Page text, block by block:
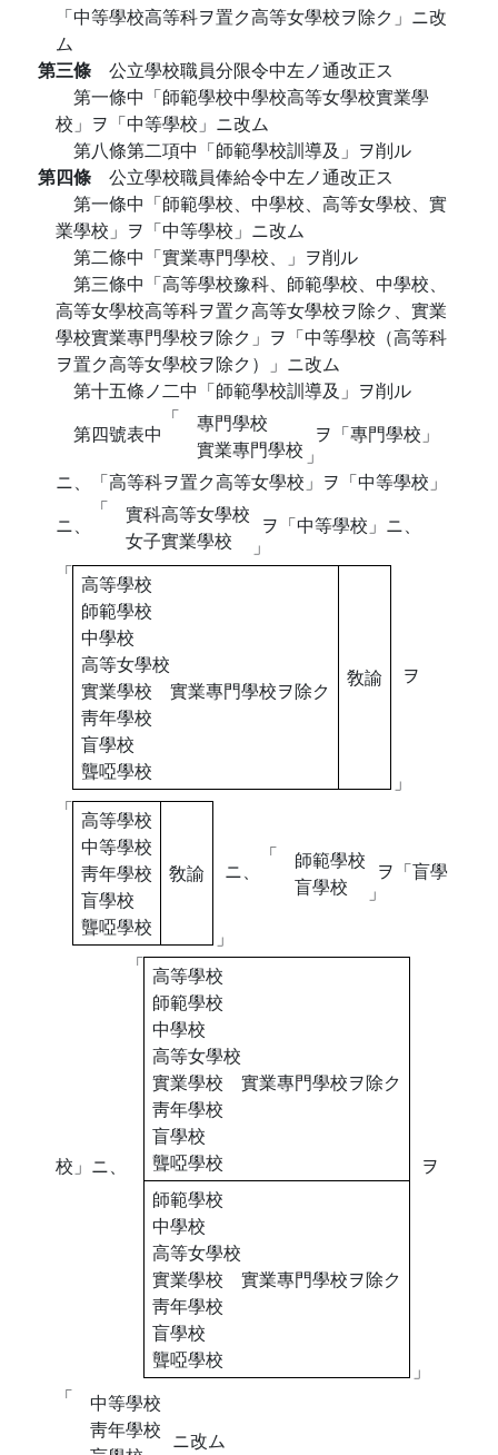
「中等學校高等科ヲ置ク高等女學校ヲ除ク」ニ改
ム
第三條 公立學校職員分限令中左ノ通改正ス
第一條中「師範學校中學校高等女學校實業學
校」ヲ「中等學校」ニ改ム
第八條第二項中「師範學校訓導及」ヲ削ル
第四條 公立學校職員俸給令中左ノ通改正ス
第一條中「師範學校、中學校、高等女學校、實
業學校」ヲ「中等學校」ニ改ム
第二條中「實業專門學校、」ヲ削ル
第三條中「高等學校豫科、師範學校、中學校、
高等女學校高等科ヲ置ク高等女學校ヲ除ク、實業
學校實業專門學校ヲ除ク」ヲ「中等學校（高等科
ヲ置ク高等女學校ヲ除ク）」ニ改ム
第十五條ノ二中「師範學校訓導及」ヲ削ル
第四號表中
「
專門學校
實業專門學校 」
ヲ「專門學校」
ニ、「高等科ヲ置ク高等女學校」ヲ「中等學校」
ニ、
「
實科高等女學校
女子實業學校
」
ヲ「中等學校」ニ、
「 高等學校
師範學校
中學校
高等女學校
實業學校 實業專門學校ヲ除ク
靑年學校
盲學校
聾啞學校
敎諭
」
ヲ
「 高等學校
中等學校
靑年學校
盲學校
聾啞學校
敎諭
」
ニ、
「
師範學校
盲學校
」
ヲ「盲學
校」ニ、
「 高等學校
師範學校
中學校
高等女學校
實業學校 實業專門學校ヲ除ク
靑年學校
盲學校
聾啞學校
師範學校
中學校
高等女學校
實業學校 實業專門學校ヲ除ク
靑年學校
盲學校
聾啞學校
」
ヲ
「
中等學校
靑年學校 ニ改ム